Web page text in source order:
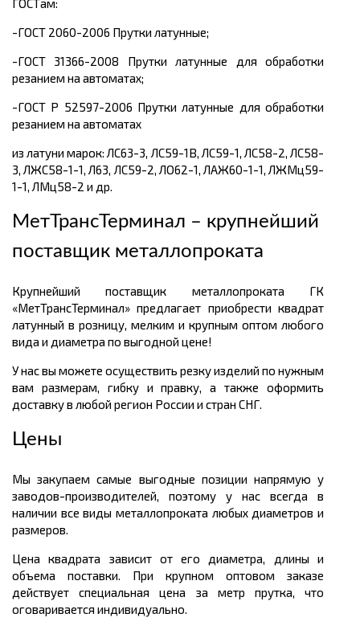
ГОСТам:
-ГОСТ 2060-2006 Прутки латунные;
-ГОСТ 31366-2008 Прутки латунные для обработки
резанием на автоматах;
-ГОСТ Р 52597-2006 Прутки латунные для обработки
резанием на автоматах
из латуни марок: ЛС63-3, ЛС59-1В, ЛС59-1, ЛС58-2, ЛС58-
3, ЛЖС58-1-1, Л63, ЛС59-2, ЛО62-1, ЛАЖ60-1-1, ЛЖМц59-
1-1, ЛМц58-2 и др.
МетТрансТерминал – крупнейший
поставщик металлопроката
Крупнейший поставщик металлопроката ГК
«МетТрансТерминал» предлагает приобрести квадрат
латунный в розницу, мелким и крупным оптом любого
вида и диаметра по выгодной цене!
У нас вы можете осуществить резку изделий по нужным
вам размерам, гибку и правку, а также оформить
доставку в любой регион России и стран СНГ.
Цены
Мы закупаем самые выгодные позиции напрямую у
заводов-производителей, поэтому у нас всегда в
наличии все виды металлопроката любых диаметров и
размеров.
Цена квадрата зависит от его диаметра, длины и
объема поставки. При крупном оптовом заказе
действует специальная цена за метр прутка, что
оговаривается индивидуально.